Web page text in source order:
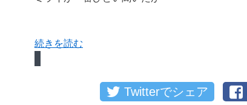
続きを読む
Twitterでシェア